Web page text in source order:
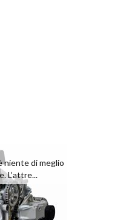
niente di meglio
L’attre...